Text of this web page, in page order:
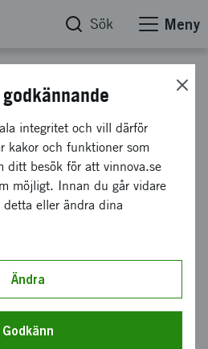
Sök Meny
över webbplatsen
integritet och vill därför
kakor och funktioner som
ditt besök för att vinnova.se
möjligt. Innan du går vidare
eller ändra dina
Ändra
Godkänn